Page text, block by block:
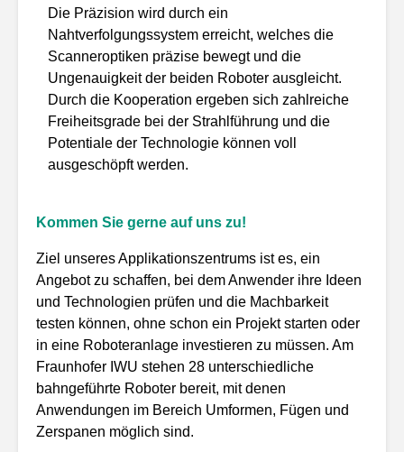
Die Präzision wird durch ein
Nahtverfolgungssystem erreicht, welches die
Scanneroptiken präzise bewegt und die
Ungenauigkeit der beiden Roboter ausgleicht.
Durch die Kooperation ergeben sich zahlreiche
Freiheitsgrade bei der Strahlführung und die
Potentiale der Technologie können voll
ausgeschöpft werden.
Kommen Sie gerne auf uns zu!
Ziel unseres Applikationszentrums ist es, ein
Angebot zu schaffen, bei dem Anwender ihre Ideen
und Technologien prüfen und die Machbarkeit
testen können, ohne schon ein Projekt starten oder
in eine Roboteranlage investieren zu müssen. Am
Fraunhofer IWU stehen 28 unterschiedliche
bahngeführte Roboter bereit, mit denen
Anwendungen im Bereich Umformen, Fügen und
Zerspanen möglich sind.